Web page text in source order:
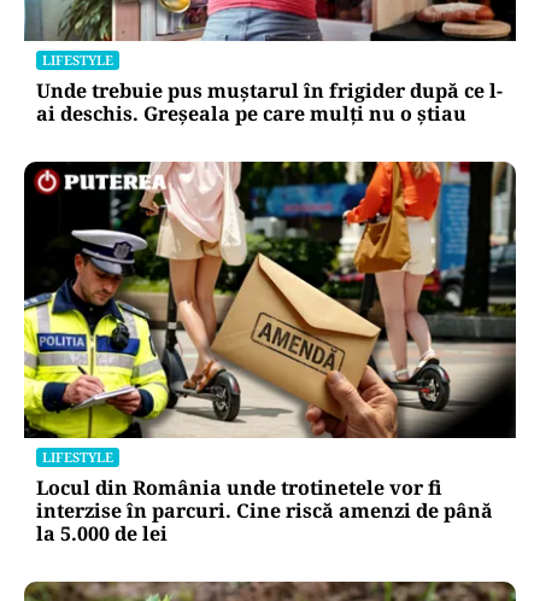
LIFESTYLE
Unde trebuie pus muștarul în frigider după ce l-
ai deschis. Greșeala pe care mulți nu o știau
LIFESTYLE
Locul din România unde trotinetele vor fi
interzise în parcuri. Cine riscă amenzi de până
la 5.000 de lei